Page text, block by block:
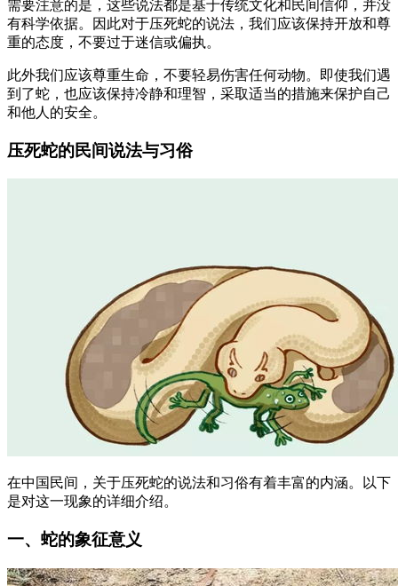
需要注意的是，这些说法都是基于传统文化和民间信仰，并没
有科学依据。因此对于压死蛇的说法，我们应该保持开放和尊
重的态度，不要过于迷信或偏执。
此外我们应该尊重生命，不要轻易伤害任何动物。即使我们遇
到了蛇，也应该保持冷静和理智，采取适当的措施来保护自己
和他人的安全。
压死蛇的民间说法与习俗
在中国民间，关于压死蛇的说法和习俗有着丰富的内涵。以下
是对这一现象的详细介绍。
一、蛇的象征意义